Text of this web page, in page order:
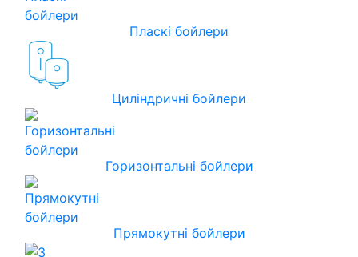
Пласкі бойлери
Циліндричні бойлери
Горизонтальні бойлери
Прямокутні бойлери